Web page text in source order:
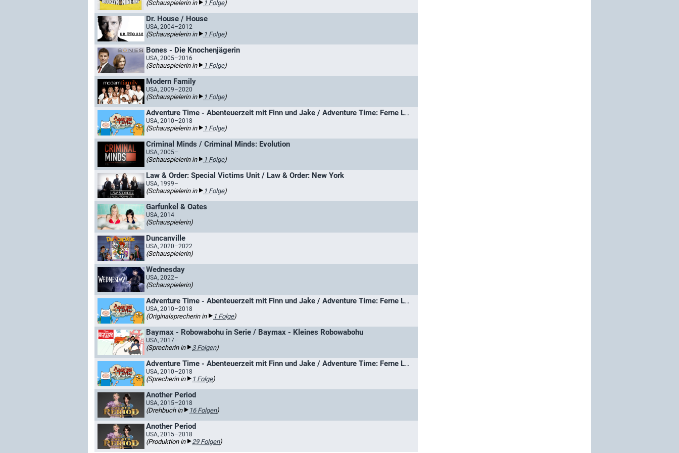
(Schauspielerin in 1 Folge)
Dr. House / House
USA, 2004–2012
(Schauspielerin in 1 Folge)
Bones - Die Knochenjägerin
USA, 2005–2016
(Schauspielerin in 1 Folge)
Modern Family
USA, 2009–2020
(Schauspielerin in 1 Folge)
Adventure Time - Abenteuerzeit mit Finn und Jake / Adventure Time: Ferne Länder
USA, 2010–2018
(Schauspielerin in 1 Folge)
Criminal Minds / Criminal Minds: Evolution
USA, 2005–
(Schauspielerin in 1 Folge)
Law & Order: Special Victims Unit / Law & Order: New York
USA, 1999–
(Schauspielerin in 1 Folge)
Garfunkel & Oates
USA, 2014
(Schauspielerin)
Duncanville
USA, 2020–2022
(Schauspielerin)
Wednesday
USA, 2022–
(Schauspielerin)
Adventure Time - Abenteuerzeit mit Finn und Jake / Adventure Time: Ferne Länder
USA, 2010–2018
(Originalsprecherin in 1 Folge)
Baymax - Robowabohu in Serie / Baymax - Kleines Robowabohu
USA, 2017–
(Sprecherin in 3 Folgen)
Adventure Time - Abenteuerzeit mit Finn und Jake / Adventure Time: Ferne Länder
USA, 2010–2018
(Sprecherin in 1 Folge)
Another Period
USA, 2015–2018
(Drehbuch in 16 Folgen)
Another Period
USA, 2015–2018
(Produktion in 29 Folgen)